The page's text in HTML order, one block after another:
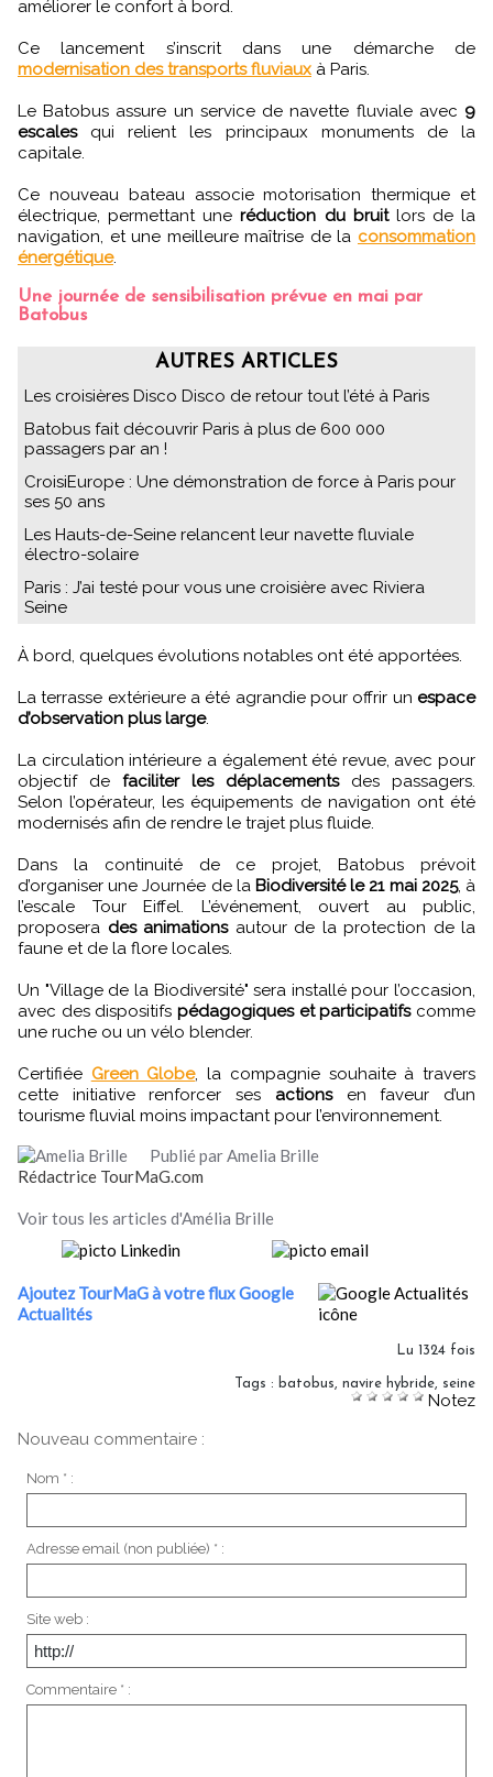
améliorer le confort à bord.
Ce lancement s’inscrit dans une démarche de
modernisation des transports fluviaux à Paris.
Le Batobus assure un service de navette fluviale avec 9
escalesqui relient les principaux monuments de la
capitale.
Ce nouveau bateau associe motorisation thermique et
électrique, permettant uneréduction du bruit lors de la
navigation, et une meilleure maîtrise de la consommation
énergétique.
Une journée de sensibilisation prévue en mai par
Batobus
AUTRES ARTICLES
Les croisières Disco Disco de retour tout l’été à Paris
Batobus fait découvrir Paris à plus de 600 000
passagers par an !
CroisiEurope : Une démonstration de force à Paris pour
ses 50 ans
Les Hauts-de-Seine relancent leur navette fluviale
électro-solaire
Paris : J’ai testé pour vous une croisière avec Riviera
Seine
À bord, quelques évolutions notables ont été apportées.
La terrasse extérieure a été agrandie pour offrir un espace
d’observation plus large.
La circulation intérieure a également été revue, avec pour
objectif de faciliter les déplacementsdes passagers.
Selon l’opérateur, les équipements de navigation ont été
modernisés afin de rendre le trajet plus fluide.
Dans la continuité de ce projet, Batobus prévoit
d’organiser une Journée de la Biodiversité le 21 mai 2025, à
l’escale Tour Eiffel. L’événement, ouvert au public,
proposera des animations autour de la protection de la
faune et de la flore locales.
Un "Village de la Biodiversité" sera installé pour l’occasion,
avec des dispositifs pédagogiques et participatifscomme
une ruche ou un vélo blender.
Certifiée Green Globe, la compagnie souhaite à travers
cette initiative renforcer ses actionsen faveur d’un
tourisme fluvial moins impactant pour l’environnement.
Publié par Amelia Brille
Rédactrice TourMaG.com
Voir tous les articles d'Amélia Brille
Ajoutez TourMaG à votre flux Google
Actualités
Lu 1324 fois
Tags : batobus, navire hybride, seine
Notez
Nouveau commentaire :
Nom * :
Adresse email (non publiée) * :
Site web :
Commentaire * :